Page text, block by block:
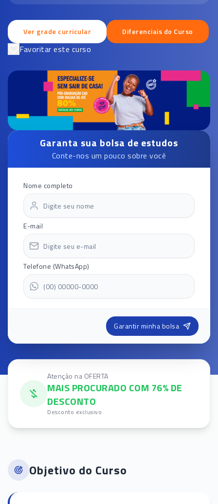
Ver grade curricular Diferenciais do Curso
Favoritar este curso
Garanta sua bolsa de estudos
Conte-nos um pouco sobre você
Nome completo
E-mail
Telefone (WhatsApp)
Garantir minha bolsa
Atenção na OFERTA
MAIS PROCURADO COM 76% DE
DESCONTO
Desconto exclusivo
Objetivo do Curso